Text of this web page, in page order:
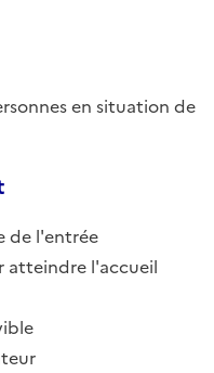
en situation de
de l'entrée
atteindre l'accueil